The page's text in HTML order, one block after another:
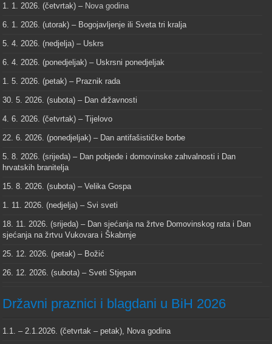
1. 1. 2026. (četvrtak) – Nova godina
6. 1. 2026. (utorak) – Bogojavljenje ili Sveta tri kralja
5. 4. 2026. (nedjelja) – Uskrs
6. 4. 2026. (ponedjeljak) – Uskrsni ponedjeljak
1. 5. 2026. (petak) – Praznik rada
30. 5. 2026. (subota) – Dan državnosti
4. 6. 2026. (četvrtak) – Tijelovo
22. 6. 2026. (ponedjeljak) – Dan antifašističke borbe
5. 8. 2026. (srijeda) – Dan pobjede i domovinske zahvalnosti i Dan
hrvatskih branitelja
15. 8. 2026. (subota) – Velika Gospa
1. 11. 2026. (nedjelja) – Svi sveti
18. 11. 2026. (srijeda) – Dan sjećanja na žrtve Domovinskog rata i Dan
sjećanja na žrtvu Vukovara i Škabrnje
25. 12. 2026. (petak) – Božić
26. 12. 2026. (subota) – Sveti Stjepan
Državni praznici i blagdani u BiH 2026
1.1. – 2.1.2026. (četvrtak – petak), Nova godina